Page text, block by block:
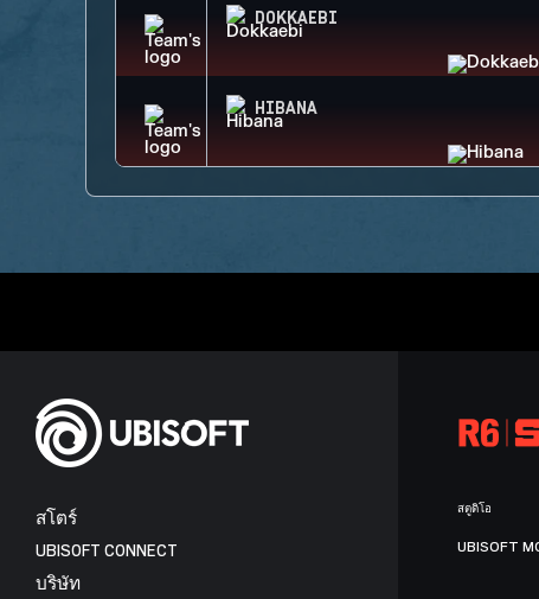
DOKKAEBI
HIBANA
สโตร์
UBISOFT CONNECT
บริษัท
สตูดิโอ
UBISOFT